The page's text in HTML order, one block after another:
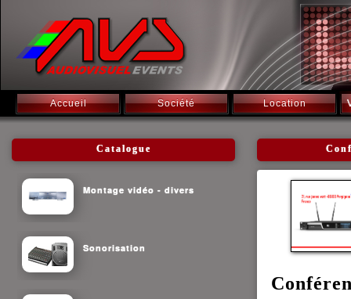
Accueil Société Location
Catalogue
Montage vidéo - divers
Sonorisation